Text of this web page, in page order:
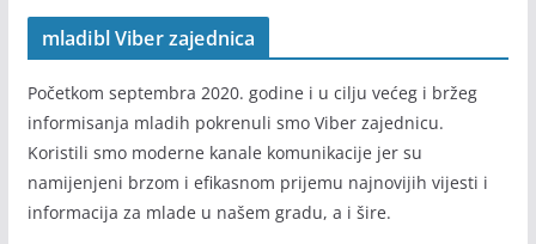
mladibl Viber zajednica
Početkom septembra 2020. godine i u cilju većeg i bržeg
informisanja mladih pokrenuli smo Viber zajednicu.
Koristili smo moderne kanale komunikacije jer su
namijenjeni brzom i efikasnom prijemu najnovijih vijesti i
informacija za mlade u našem gradu, a i šire.